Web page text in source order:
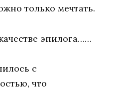
только мечтать.
эпилога……
с
что